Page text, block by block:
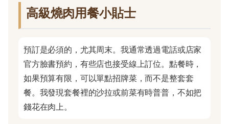
高級燒肉用餐小貼士
預訂是必須的，尤其周末。我通常透過電話或店家
官方臉書預約，有些店也接受線上訂位。點餐時，
如果預算有限，可以單點招牌菜，而不是整套套
餐。我發現套餐裡的沙拉或前菜有時普普，不如把
錢花在肉上。